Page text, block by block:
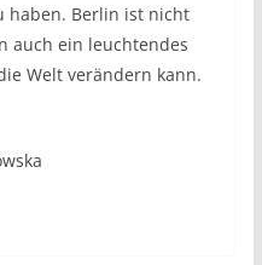
haben. Berlin ist nicht
auch ein leuchtendes
Welt verändern kann.